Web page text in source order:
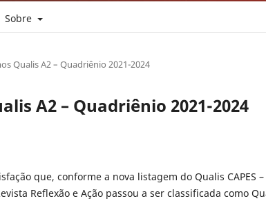
Sobre
Qualis A2 – Quadriênio 2021-2024
A2 – Quadriênio 2021-2024
que, conforme a nova listagem do Qualis CAPES
Reflexão e Ação passou a ser classificada como